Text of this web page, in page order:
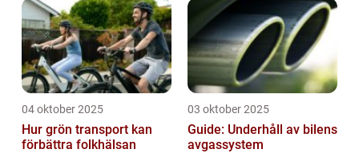
04 oktober 2025
Hur grön transport kan
förbättra folkhälsan
03 oktober 2025
Guide: Underhåll av bilens
avgassystem